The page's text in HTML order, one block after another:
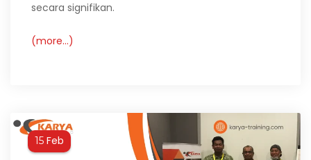
secara signifikan.
(more…)
15 Feb